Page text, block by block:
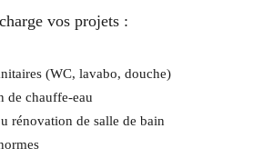
vos projets :
(WC, lavabo, douche)
de chauffe-eau
rénovation de salle de bain